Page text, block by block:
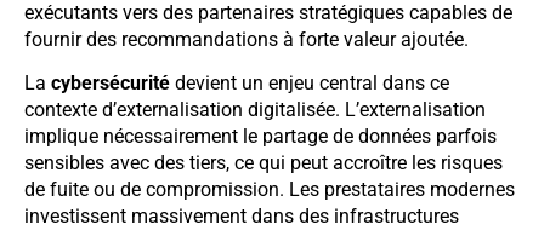
exécutants vers des partenaires stratégiques capables de
fournir des recommandations à forte valeur ajoutée.
La cybersécurité devient un enjeu central dans ce
contexte d’externalisation digitalisée. L’externalisation
implique nécessairement le partage de données parfois
sensibles avec des tiers, ce qui peut accroître les risques
de fuite ou de compromission. Les prestataires modernes
investissent massivement dans des infrastructures